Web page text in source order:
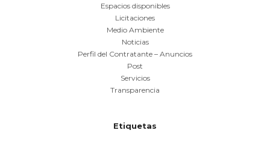
Espacios disponibles
Licitaciones
Medio Ambiente
Noticias
Perfil del Contratante – Anuncios
Post
Servicios
Transparencia
Etiquetas